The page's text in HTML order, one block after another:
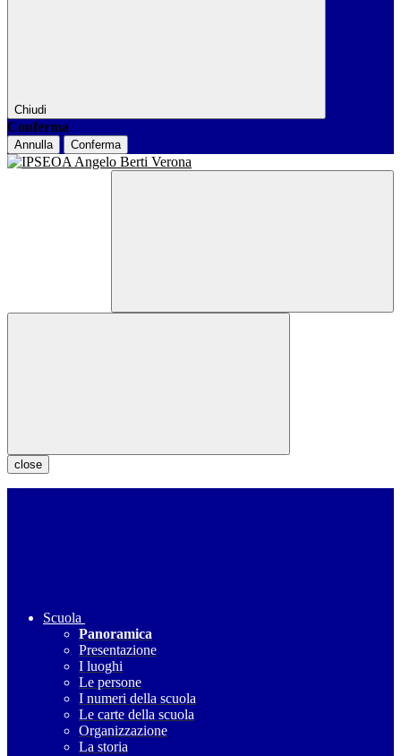
Chiudi
Conferma
Annulla Conferma
close
Scuola
Panoramica
Presentazione
I luoghi
Le persone
I numeri della scuola
Le carte della scuola
Organizzazione
La storia